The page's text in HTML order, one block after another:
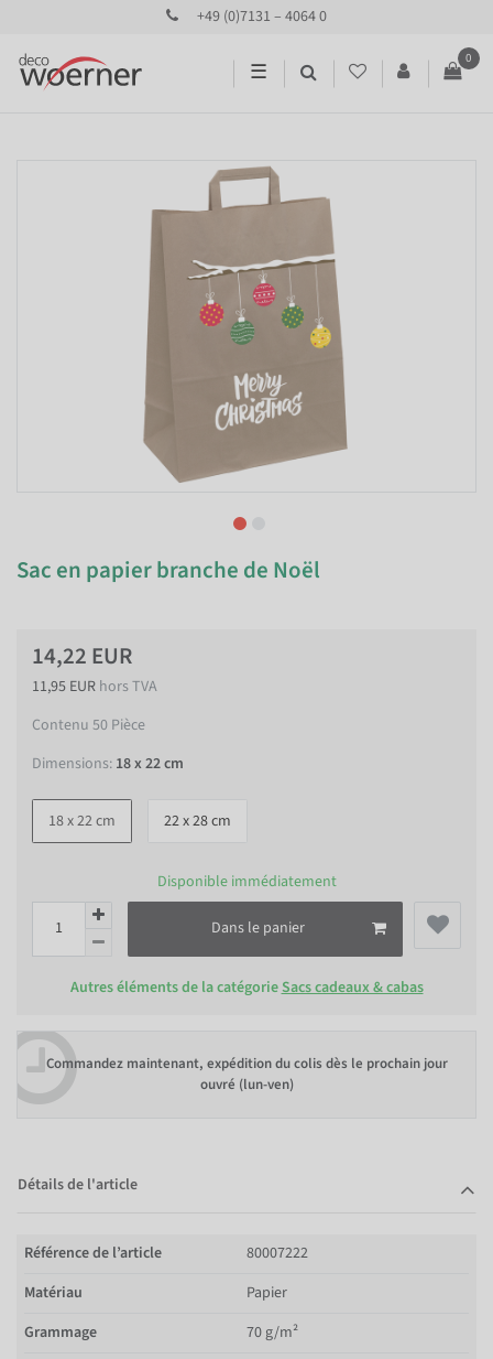
+49 (0)7131 – 4064 0
☰
0
Sac en papier branche de Noël
14,22 EUR
11,95 EUR hors TVA
Contenu 50 Pièce
Dimensions: 18 x 22 cm
18 x 22 cm 22 x 28 cm
Disponible immédiatement
Dans le panier
Autres éléments de la catégorieSacs cadeaux & cabas
Commandez maintenant, expédition du colis dès le prochain jour
ouvré (lun-ven)
Détails de l'article
Référence de l’article
80007222
Matériau
Papier
Grammage
70 g/m²